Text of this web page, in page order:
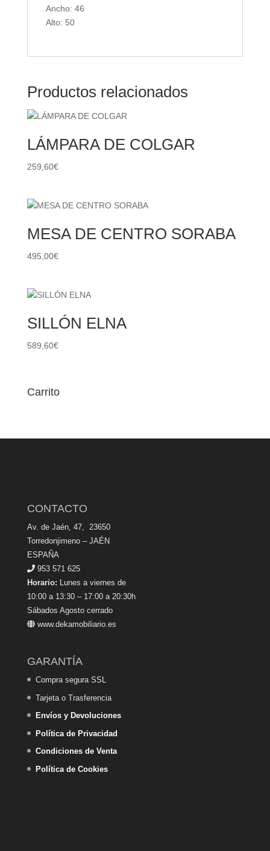
Ancho: 46
Alto: 50
Productos relacionados
LÁMPARA DE COLGAR
259,60€
MESA DE CENTRO SORABA
495,00€
SILLÓN ELNA
589,60€
Carrito
CONTACTO
Av. de Jaén, 47, 23650
Torredonjimeno – JAÉN
ESPAÑA
953 571 625
Horario: Lunes a viernes de
10:00 a 13:30 – 17:00 a 20:30h
Sábados Agosto cerrado
www.dekamobiliario.es
GARANTÍA
Compra segura SSL
Tarjeta o Trasferencia
Envíos y Devoluciones
Política de Privacidad
Condiciones de Venta
Política de Cookies